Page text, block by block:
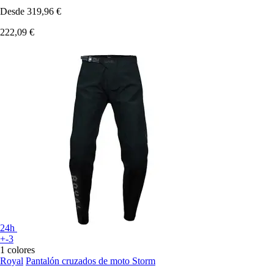
Desde 319,96 €
222,09 €
24h
+-3
1 colores
Royal Pantalón cruzados de moto Storm